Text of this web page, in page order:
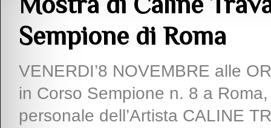
Sempione di Roma
VENERDI’8 NOVEMBRE alle
in Corso Sempione n. 8 a
personale dell’Artista CALINE